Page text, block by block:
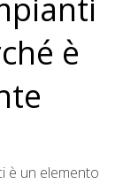
è
è un elemento